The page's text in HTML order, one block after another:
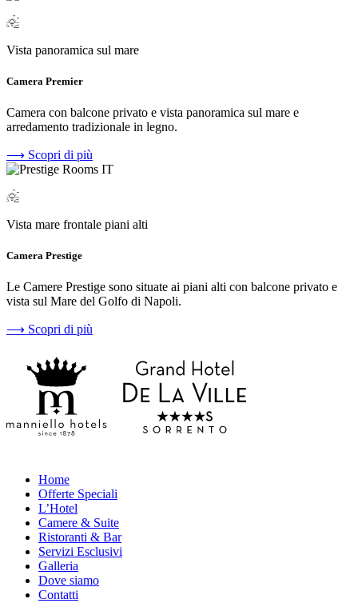
Vista panoramica sul mare
Camera Premier
Camera con balcone privato e vista panoramica sul mare e
arredamento tradizionale in legno.
⟶ Scopri di più
Vista mare frontale piani alti
Camera Prestige
Le Camere Prestige sono situate ai piani alti con balcone privato e
vista sul Mare del Golfo di Napoli.
⟶ Scopri di più
Home
Offerte Speciali
L’Hotel
Camere & Suite
Ristoranti & Bar
Servizi Esclusivi
Galleria
Dove siamo
Contatti